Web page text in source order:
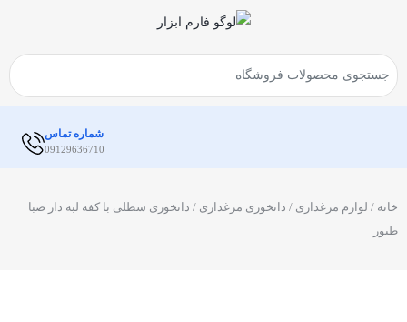
شماره تماس
09129636710
خانه / لوازم مرغداری / دانخوری مرغداری / دانخوری سطلی با کفه لبه دار صبا
طیور